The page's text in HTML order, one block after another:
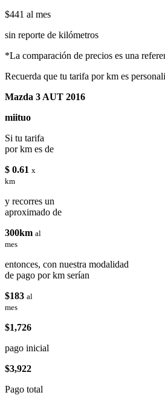
$441 al mes
sin reporte de kilómetros
*La comparación de precios es una
Recuerda que tu tarifa por km es
Mazda 3 AUT 2016
miituo
Si tu tarifa
por km es de
$ 0.61 x
km
y recorres un
aproximado de
300km al
mes
entonces, con nuestra modalidad
de pago por km serían
$183 al
mes
$1,726
pago inicial
$3,922
Pago total